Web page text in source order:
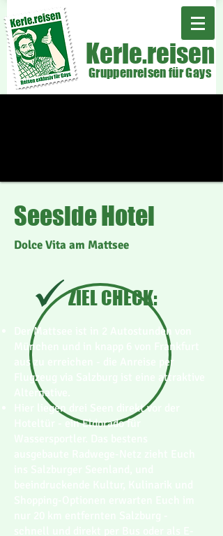
Kerle.reisen
Gruppenreisen für Gays
Seeside Hotel
Dolce Vita am Mattsee
ZIEL CHECK:
Der Mattsee ist in 2 Autostunden von
München und in knapp 6 von Frankfurt
aus zu erreichen - die Anreise per
Flugzeug via Salzburg ist eine attraktive
Alternative.
Hier liegen drei Seen direkt vor der
Hoteltür - ein Eldorado für